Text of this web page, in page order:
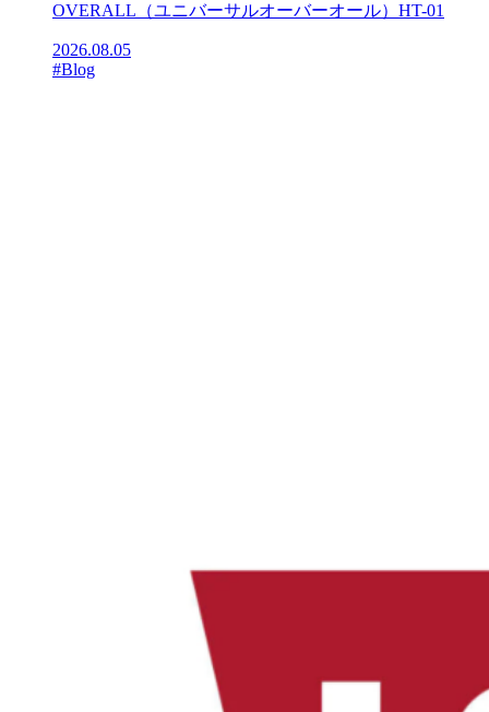
OVERALL（ユニバーサルオーバーオール）HT-01
2026.08.05
#Blog